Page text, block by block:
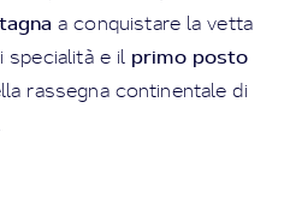
a conquistare la vetta
specialità e il primo posto
rassegna continentale di